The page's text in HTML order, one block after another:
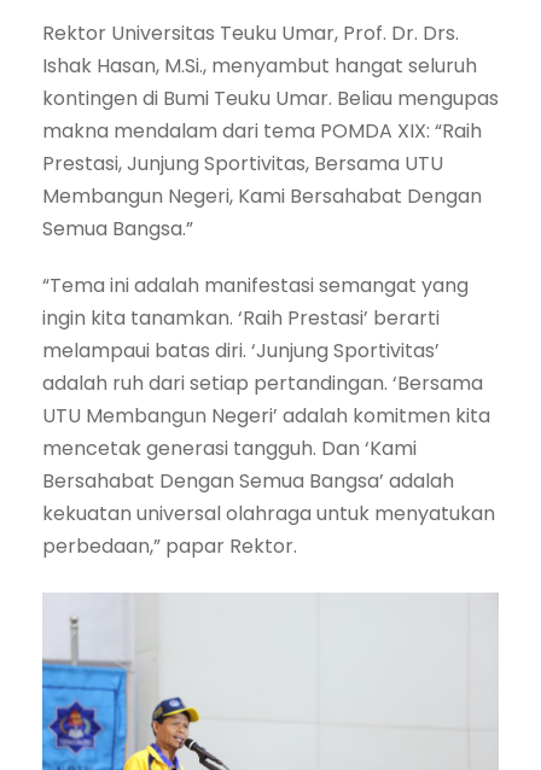
Rektor Universitas Teuku Umar, Prof. Dr. Drs.
Ishak Hasan, M.Si., menyambut hangat seluruh
kontingen di Bumi Teuku Umar. Beliau mengupas
makna mendalam dari tema POMDA XIX: “Raih
Prestasi, Junjung Sportivitas, Bersama UTU
Membangun Negeri, Kami Bersahabat Dengan
Semua Bangsa.”
“Tema ini adalah manifestasi semangat yang
ingin kita tanamkan. ‘Raih Prestasi’ berarti
melampaui batas diri. ‘Junjung Sportivitas’
adalah ruh dari setiap pertandingan. ‘Bersama
UTU Membangun Negeri’ adalah komitmen kita
mencetak generasi tangguh. Dan ‘Kami
Bersahabat Dengan Semua Bangsa’ adalah
kekuatan universal olahraga untuk menyatukan
perbedaan,” papar Rektor.